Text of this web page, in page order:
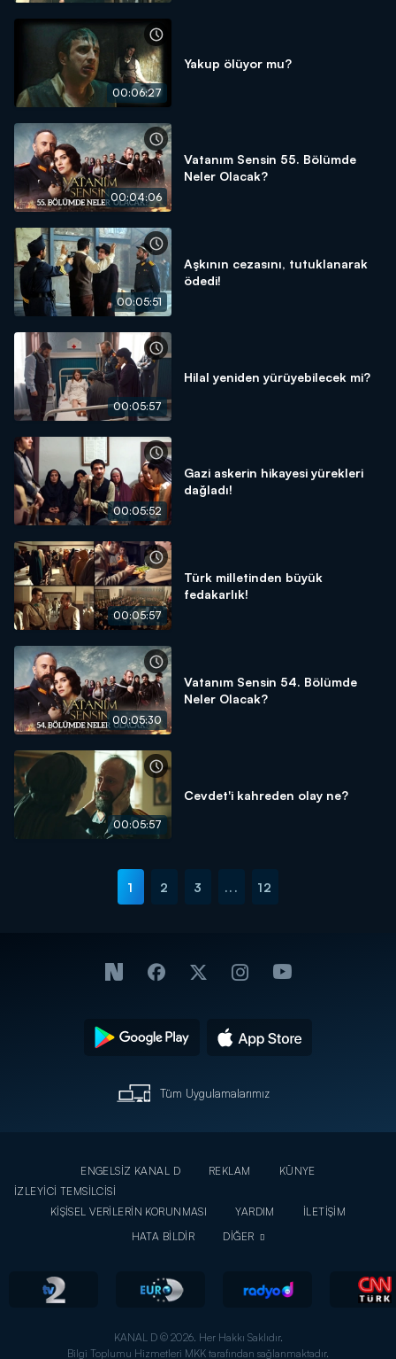
00:06:27
Yakup ölüyor mu?
00:04:06
Vatanım Sensin 55. Bölümde
Neler Olacak?
00:05:51
Aşkının cezasını, tutuklanarak
ödedi!
00:05:57
Hilal yeniden yürüyebilecek mi?
00:05:52
Gazi askerin hikayesi yürekleri
dağladı!
00:05:57
Türk milletinden büyük
fedakarlık!
00:05:30
Vatanım Sensin 54. Bölümde
Neler Olacak?
00:05:57
Cevdet'i kahreden olay ne?
1 2 3 ... 12
Tüm Uygulamalarımız
ENGELSİZ KANAL D REKLAM
KÜNYE
İZLEYİCİ TEMSİLCİSİ
KİŞİSEL VERİLERİN KORUNMASI
YARDIM
İLETİŞİM
HATA BİLDİR
DİĞER
KANAL D © 2026. Her Hakkı Saklıdır.
Bilgi Toplumu Hizmetleri MKK tarafından sağlanmaktadır.